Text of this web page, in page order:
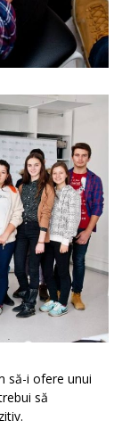
să-i ofere unui
să